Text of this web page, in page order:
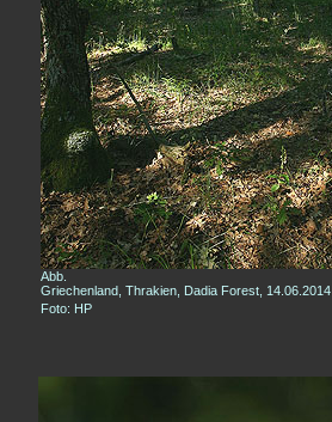
Abb.
Griechenland, Thrakien, Dadia Forest, 14.06.2014
Foto: HP